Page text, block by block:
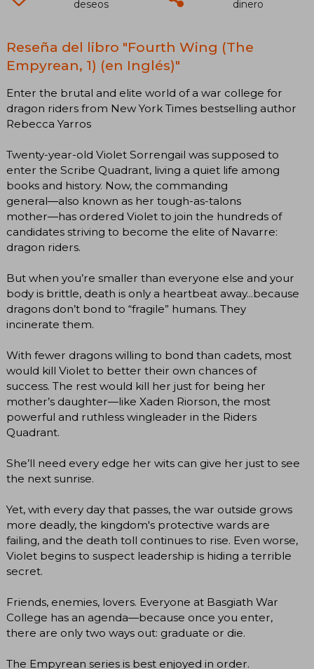
deseos
dinero
Reseña del libro "Fourth Wing (The
Empyrean, 1) (en Inglés)"
Enter the brutal and elite world of a war college for
dragon riders from New York Times bestselling author
Rebecca Yarros
Twenty-year-old Violet Sorrengail was supposed to
enter the Scribe Quadrant, living a quiet life among
books and history. Now, the commanding
general―also known as her tough-as-talons
mother―has ordered Violet to join the hundreds of
candidates striving to become the elite of Navarre:
dragon riders.
But when you’re smaller than everyone else and your
body is brittle, death is only a heartbeat away...because
dragons don’t bond to “fragile” humans. They
incinerate them.
With fewer dragons willing to bond than cadets, most
would kill Violet to better their own chances of
success. The rest would kill her just for being her
mother’s daughter―like Xaden Riorson, the most
powerful and ruthless wingleader in the Riders
Quadrant.
She’ll need every edge her wits can give her just to see
the next sunrise.
Yet, with every day that passes, the war outside grows
more deadly, the kingdom's protective wards are
failing, and the death toll continues to rise. Even worse,
Violet begins to suspect leadership is hiding a terrible
secret.
Friends, enemies, lovers. Everyone at Basgiath War
College has an agenda―because once you enter,
there are only two ways out: graduate or die.
The Empyrean series is best enjoyed in order.